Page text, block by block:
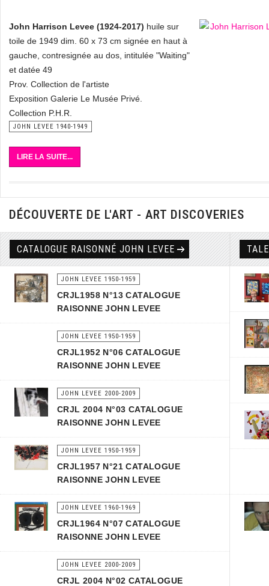
John Harrison Levee (1924-2017) huile sur
toile de 1949 dim. 60 x 73 cm signée en haut à
gauche, contresignée au dos, intitulée "Waiting"
et datée 49
Prov. Collection de l'artiste
Exposition Galerie Le Musée Privé.
Collection P.H.R.
JOHN LEVEE 1940-1949
LIRE LA SUITE...
DÉCOUVERTE DE L'ART - ART DISCOVERIES
CATALOGUE RAISONNÉ JOHN LEVEE
JOHN LEVEE 1950-1959
CRJL1958 N°13 CATALOGUE
RAISONNE JOHN LEVEE
JOHN LEVEE 1950-1959
CRJL1952 N°06 CATALOGUE
RAISONNE JOHN LEVEE
JOHN LEVEE 2000-2009
CRJL 2004 N°03 CATALOGUE
RAISONNE JOHN LEVEE
JOHN LEVEE 1950-1959
CRJL1957 N°21 CATALOGUE
RAISONNE JOHN LEVEE
JOHN LEVEE 1960-1969
CRJL1964 N°07 CATALOGUE
RAISONNE JOHN LEVEE
JOHN LEVEE 2000-2009
CRJL 2004 N°02 CATALOGUE